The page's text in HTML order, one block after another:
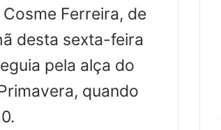
Ferreira, de
desta sexta-feira
pela alça do
quando